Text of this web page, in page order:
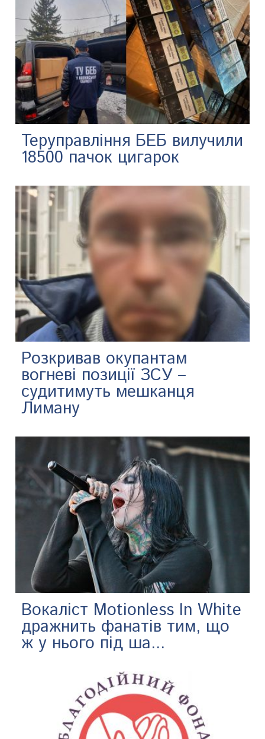
Теруправління БЕБ вилучили
18500 пачок цигарок
Розкривав окупантам
вогневі позиції ЗСУ –
судитимуть мешканця
Лиману
Вокаліст Motionless In White
дражнить фанатів тим, що
ж у нього під ша...